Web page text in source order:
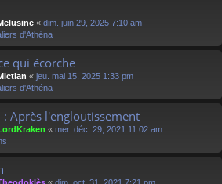
« dim. juin 29, 2025 7:10 am
d'Athéna
qui écorche
« jeu. mai 15, 2025 1:33 pm
d'Athéna
: Après l'engloutissement
« mer. déc. 29, 2021 11:02 am
« dim. oct. 31, 2021 7:21 pm